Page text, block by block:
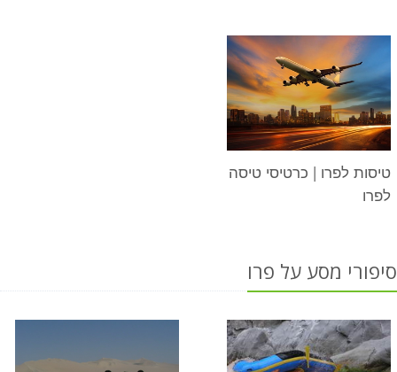
טיסות לפרו | כרטיסי טיסה
לפרו
סיפורי מסע על פרו